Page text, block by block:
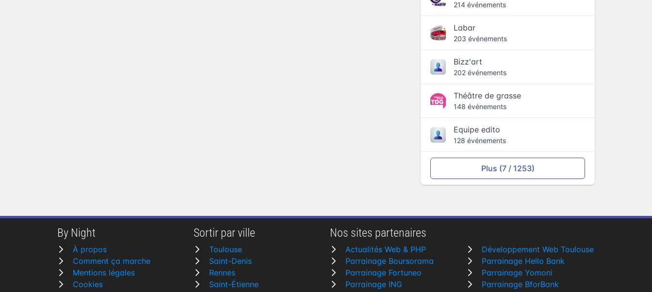
214 événements
Labar
203 événements
Bizz'art
202 événements
Théâtre de grasse
148 événements
Equipe edito
128 événements
Plus (7 / 1253)
By Night
À propos
Comment ça marche
Mentions légales
Cookies
Sortir par ville
Toulouse
Saint-Denis
Rennes
Saint-Étienne
Nos sites partenaires
Actualités Web & PHP
Parrainage Boursorama
Parrainage Fortuneo
Parrainage ING
Développement Web Toulouse
Parrainage Hello Bank
Parrainage Yomoni
Parrainage BforBank